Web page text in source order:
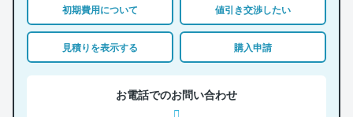
初期費用について 値引き交渉したい
見積りを表示する 購入申請
お電話でのお問い合わせ